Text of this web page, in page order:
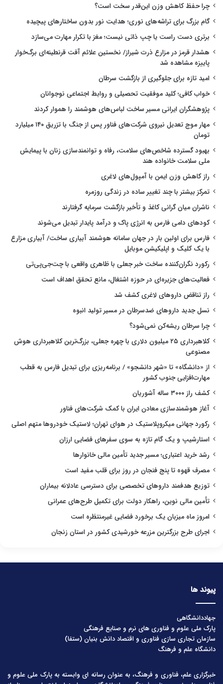
چرا حفظ کاهش وزن این‌قدر سخت است؟
گام بزرگ برای تراشه‌های نوری؛ هدایت نور بدون ساختارهای پیچیده
برتری دست راست یا چپ ذاتی نیست؛ مغز با تکرار مهارت می‌سازد
هشدار قرمز در مزارع ذرت شیراز/ نخستین علائم آفت قرنطینه‌ای برگ‌خوار
پاییزه مشاهده شد
امید تازه برای جلوگیری از بازگشت سرطان
خواب کافی؛ کلید موفقیت تحصیلی و روابط اجتماعی نوجوانان
پژوهشگران ایرانی مسیر ساخت لباس‌های هوشمند را هموار کردند
مهار موج تعدیل نیروی شرکت‌های فناور پس از جنگ با تزریق ۱۴۰ میلیارد
تومان
بهبود گسترده شاخص‌های سلامت، رفاه و توانمندسازی زنان با پیمایش
ملی سلامت خانواده هند
راز کاهش وزن ایمن با آمپول‌های لاغری
تمرکز بیشتر با چند تغییر ساده در زندگی روزمره
ناشران میان گرانی کاغذ و تأخیر بازگشت سرمایه گرفتارند
کودهای دامی فارس به انرژی پاک و درآمد پایدار تبدیل می‌شوند
فارس برای اولین بار در جهان سامانه هوشمند آبیاری ساخت/ آبیاری مزارع
با یک کلیک و اپلیکیشن موبایل
رکورد نگران‌کننده ساخت خبر جعلی با ظاهری واقعی با چت‌جی‌پی‌تی
فعالیت‌های جزیره‌ای در حوزه اشتغال، مانع تحقق اهداف است
راز تناقض داروهای لاغری کشف شد
نسل جدید داروهای ضدسرطان در مسیر تولید انبوه
چرا سرطان ریشه‌کن نمی‌شود؟
کلاهبرداری ۲۵ میلیون دلاری با چهره جعلی، بزرگ‌ترین کلاهبرداری هوش
مصنوعی
از «دانشگاه» تا «شهر دانشجو» / برنامه‌ریزی برای تبدیل فارس به قطب
مهارت‌افزایی جنوب کشور
کشف راز ۳۰۰۰ ساله آشوریان
آغاز هوشمندسازی معادن ایران با کمک شرکت‌های فناور
رکورد جهانی میکروپلاستیک در هوای تهران؛ لاستیک خودروها متهم اصلی
استارشیپ و یک گام تازه به سوی سفرهای فضایی ارزان
رشد خرید اعتباری؛ مسیر جدید تأمین مالی خانوارها
مصرف قهوه تا پنج فنجان در روز برای قلب مفید است
توزیع هدفمند داروهای تخصصی برای دسترسی عادلانه بیماران
تأمین مالی نوین، راهکار دولت برای تکمیل طرح‌های عمرانی
امروز ماه میزبان یک برخورد فضایی غیرمنتظره است
اجرای طرح بزرگترین مزرعه خورشیدی کشور در استان زنجان
پیوند ها
جهاددانشگاهی
پارک ملی علوم و فناوری های نرم و صنایع فرهنگی
سازمان تجاری سازی فناوری و اقتصاد دانش بنیان (ستفا)
دانشگاه علم و فرهنگ
خبرگزاری علم، فناوری و فرهنگ، به عنوان رسانه ای وابسته به پارک ملی علوم و